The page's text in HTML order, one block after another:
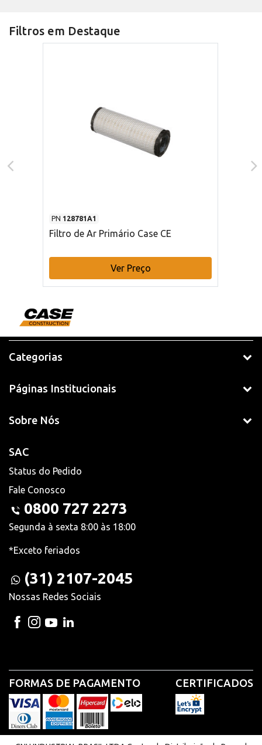
Filtros em Destaque
PN 128781A1
Filtro de Ar Primário Case CE
Ver Preço
Categorias
Páginas Institucionais
Sobre Nós
SAC
Status do Pedido
Fale Conosco
0800 727 2273
Segunda à sexta 8:00 às 18:00
*Exceto feriados
(31) 2107-2045
Nossas Redes Sociais
FORMAS DE PAGAMENTO CERTIFICADOS